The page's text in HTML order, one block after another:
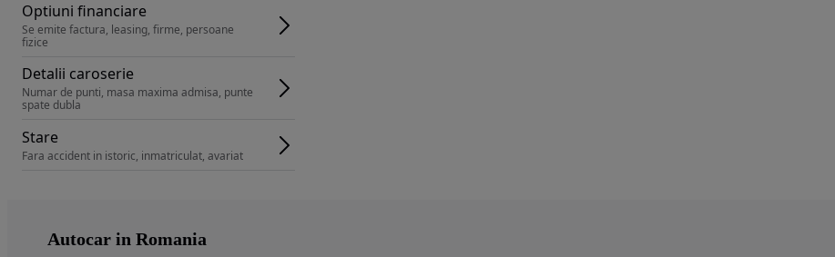
Optiuni financiare
Se emite factura, leasing, firme, persoane
fizice
Detalii caroserie
Numar de punti, masa maxima admisa, punte
spate dubla
Stare
Fara accident in istoric, inmatriculat, avariat
Autocar in Romania